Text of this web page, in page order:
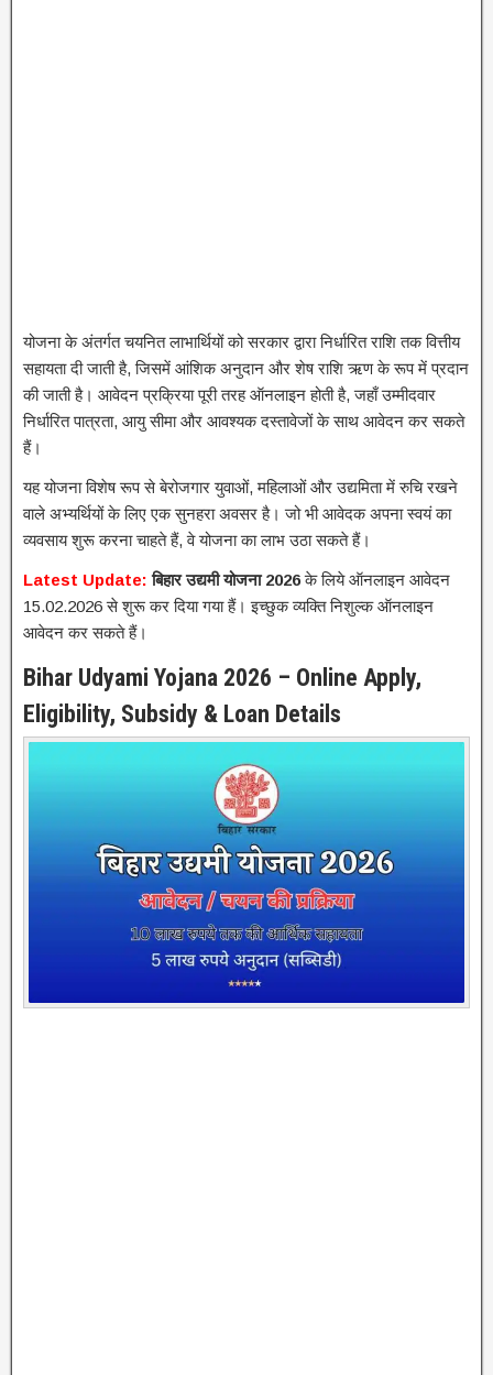
योजना के अंतर्गत चयनित लाभार्थियों को सरकार द्वारा निर्धारित राशि तक वित्तीय
सहायता दी जाती है, जिसमें आंशिक अनुदान और शेष राशि ऋण के रूप में प्रदान
की जाती है। आवेदन प्रक्रिया पूरी तरह ऑनलाइन होती है, जहाँ उम्मीदवार
निर्धारित पात्रता, आयु सीमा और आवश्यक दस्तावेजों के साथ आवेदन कर सकते
हैं।
यह योजना विशेष रूप से बेरोजगार युवाओं, महिलाओं और उद्यमिता में रुचि रखने
वाले अभ्यर्थियों के लिए एक सुनहरा अवसर है। जो भी आवेदक अपना स्वयं का
व्यवसाय शुरू करना चाहते हैं, वे योजना का लाभ उठा सकते हैं।
Latest Update: बिहार उद्यमी योजना 2026के लिये ऑनलाइन आवेदन
15.02.2026 से शुरू कर दिया गया हैं। इच्छुक व्यक्ति निशुल्क ऑनलाइन
आवेदन कर सकते हैं।
Bihar Udyami Yojana 2026 – Online Apply,
Eligibility, Subsidy & Loan Details